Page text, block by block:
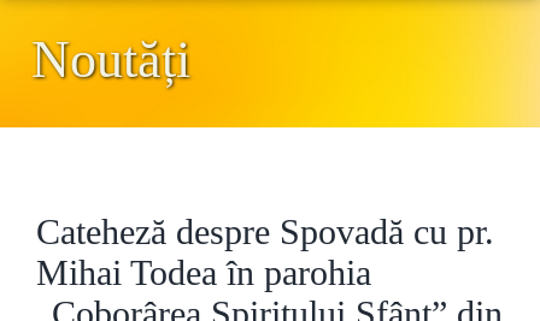
Organizare
Liturgic
Noutăți
Cateheză despre Spovadă cu pr.
Mihai Todea în parohia